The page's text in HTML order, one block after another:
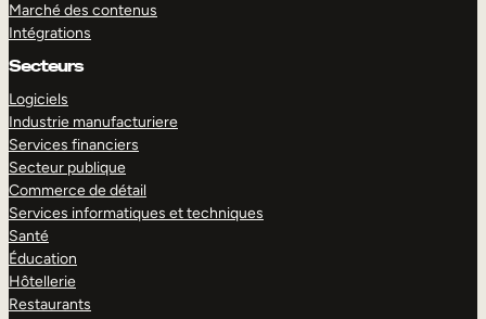
Marché des contenus
Intégrations
Secteurs
Logiciels
Industrie manufacturiere
Services financiers
Secteur publique
Commerce de détail
Services informatiques et techniques
Santé
Éducation
Hôtellerie
Restaurants